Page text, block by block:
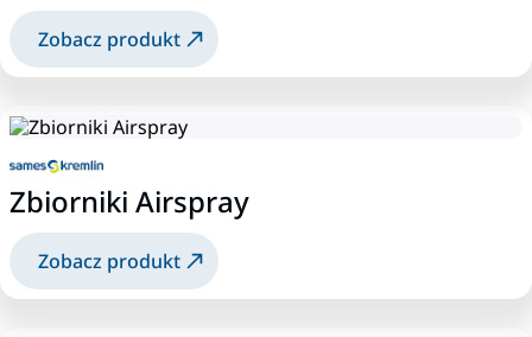
Zobacz produkt
Zbiorniki Airspray
Zobacz produkt